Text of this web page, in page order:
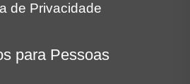
de Privacidade
para Pessoas